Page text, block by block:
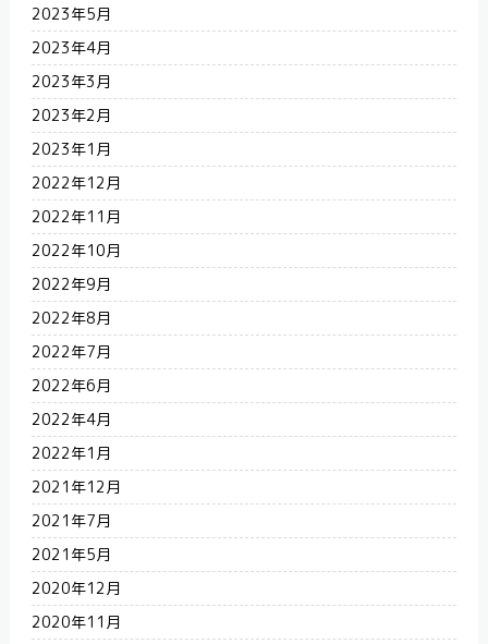
2023年5月
2023年4月
2023年3月
2023年2月
2023年1月
2022年12月
2022年11月
2022年10月
2022年9月
2022年8月
2022年7月
2022年6月
2022年4月
2022年1月
2021年12月
2021年7月
2021年5月
2020年12月
2020年11月